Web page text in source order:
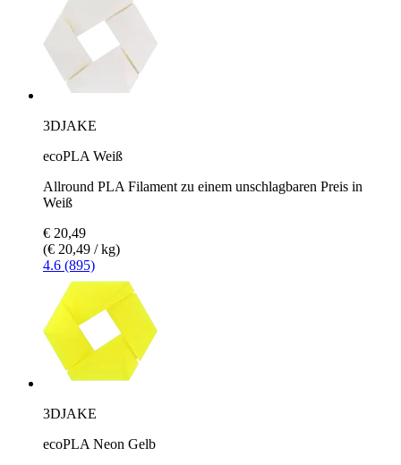
3DJAKE
ecoPLA Weiß
Allround PLA Filament zu einem unschlagbaren Preis in
Weiß
€ 20,49
(€ 20,49 / kg)
4.6 (895)
3DJAKE
ecoPLA Neon Gelb